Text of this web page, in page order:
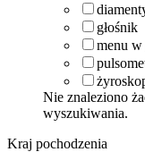
głośnik
menu
Nie znaleziono
wyszukiwania.
Kraj pochodzenia